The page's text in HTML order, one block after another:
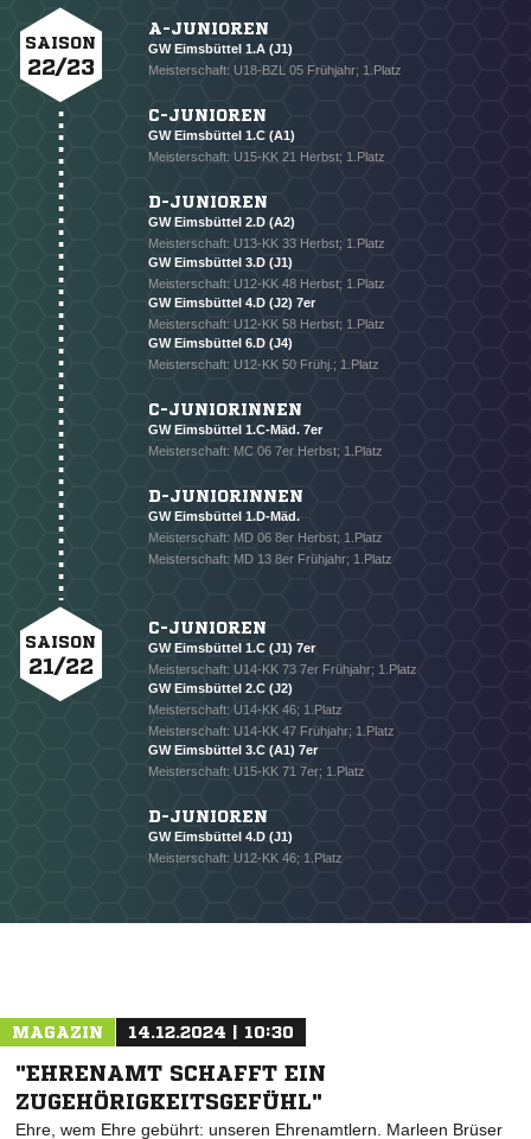
SAISON
22/23
A-JUNIOREN
GW Eimsbüttel 1.A (J1)
Meisterschaft: U18-BZL 05 Frühjahr; 1.Platz
C-JUNIOREN
GW Eimsbüttel 1.C (A1)
Meisterschaft: U15-KK 21 Herbst; 1.Platz
D-JUNIOREN
GW Eimsbüttel 2.D (A2)
Meisterschaft: U13-KK 33 Herbst; 1.Platz
GW Eimsbüttel 3.D (J1)
Meisterschaft: U12-KK 48 Herbst; 1.Platz
GW Eimsbüttel 4.D (J2) 7er
Meisterschaft: U12-KK 58 Herbst; 1.Platz
GW Eimsbüttel 6.D (J4)
Meisterschaft: U12-KK 50 Frühj.; 1.Platz
C-JUNIORINNEN
GW Eimsbüttel 1.C-Mäd. 7er
Meisterschaft: MC 06 7er Herbst; 1.Platz
D-JUNIORINNEN
GW Eimsbüttel 1.D-Mäd.
Meisterschaft: MD 06 8er Herbst; 1.Platz
Meisterschaft: MD 13 8er Frühjahr; 1.Platz
SAISON
21/22
C-JUNIOREN
GW Eimsbüttel 1.C (J1) 7er
Meisterschaft: U14-KK 73 7er Frühjahr; 1.Platz
GW Eimsbüttel 2.C (J2)
Meisterschaft: U14-KK 46; 1.Platz
Meisterschaft: U14-KK 47 Frühjahr; 1.Platz
GW Eimsbüttel 3.C (A1) 7er
Meisterschaft: U15-KK 71 7er; 1.Platz
D-JUNIOREN
GW Eimsbüttel 4.D (J1)
Meisterschaft: U12-KK 46; 1.Platz
MAGAZIN 14.12.2024 | 10:30
"EHRENAMT SCHAFFT EIN
ZUGEHÖRIGKEITSGEFÜHL"
Ehre, wem Ehre gebührt: unseren Ehrenamtlern. Marleen Brüser